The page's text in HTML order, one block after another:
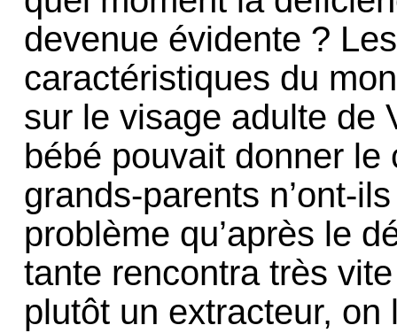
devenue évidente ?
caractéristiques du
sur le visage adulte de
bébé pouvait donner
grands-parents n’ont-
problème qu’après le
tante rencontra très
plutôt un extracteur, on